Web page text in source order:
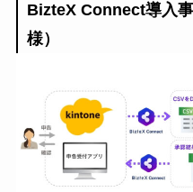
BizteX Connect導入
様）